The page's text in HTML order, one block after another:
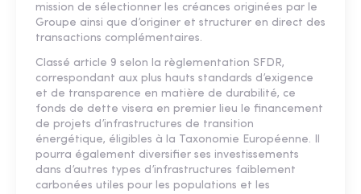
mission de sélectionner les créances originées par le
Groupe ainsi que d’originer et structurer en direct des
transactions complémentaires.
Classé article 9 selon la règlementation SFDR,
correspondant aux plus hauts standards d’exigence
et de transparence en matière de durabilité, ce
fonds de dette visera en premier lieu le financement
de projets d’infrastructures de transition
énergétique, éligibles à la Taxonomie Européenne. Il
pourra également diversifier ses investissements
dans d’autres types d’infrastructures faiblement
carbonées utiles pour les populations et les